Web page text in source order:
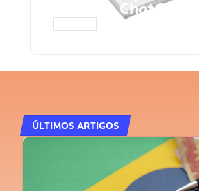
Prompts ChatGPT
ÚLTIMOS ARTIGOS